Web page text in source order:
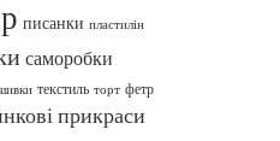
писанки пластилін
саморобки
текстиль торт фетр
прикраси